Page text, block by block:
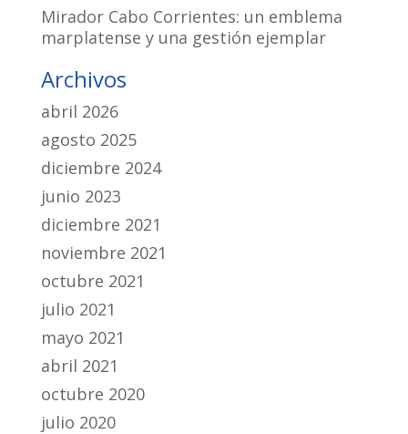
Mirador Cabo Corrientes: un emblema
marplatense y una gestión ejemplar
Archivos
abril 2026
agosto 2025
diciembre 2024
junio 2023
diciembre 2021
noviembre 2021
octubre 2021
julio 2021
mayo 2021
abril 2021
octubre 2020
julio 2020